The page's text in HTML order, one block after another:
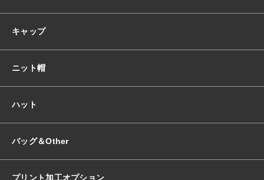
キャップ
ニット帽
ハット
バッグ＆Other
プリント加工オプション